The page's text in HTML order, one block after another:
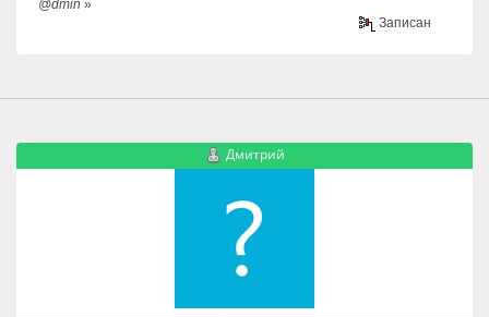
@dmin »
Записан
Дмитрий